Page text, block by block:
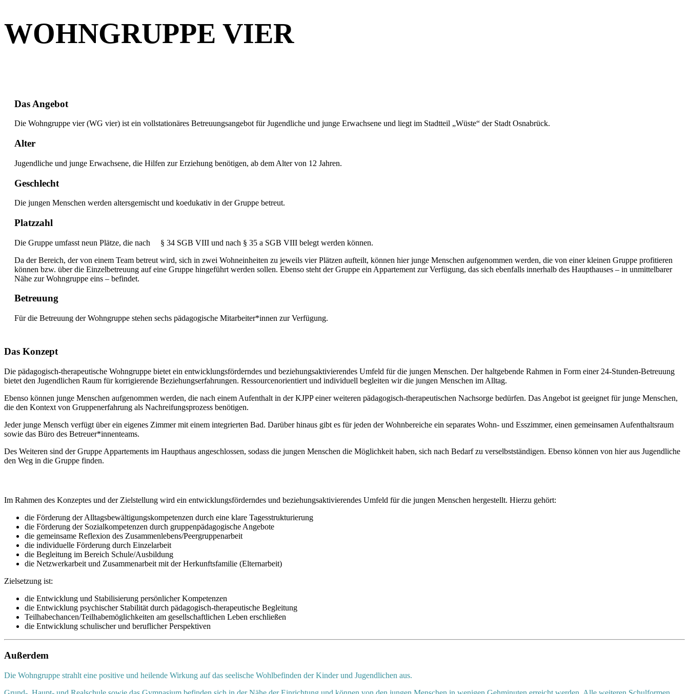
WOHNGRUPPE VIER
Das Angebot
Die Wohngruppe vier (WG vier) ist ein vollstationäres Betreuungsangebot für Jugendliche und junge Erwachsene und liegt im Stadtteil „Wüste“ der Stadt Osnabrück.
Alter
Jugendliche und junge Erwachsene, die Hilfen zur Erziehung benötigen, ab dem Alter von 12 Jahren.
Geschlecht
Die jungen Menschen werden altersgemischt und koedukativ in der Gruppe betreut.
Platzzahl
Die Gruppe umfasst neun Plätze, die nach § 34 SGB VIII und nach § 35 a SGB VIII belegt werden können.
Da der Bereich, der von einem Team betreut wird, sich in zwei Wohneinheiten zu jeweils vier Plätzen aufteilt, können hier junge Menschen aufgenommen werden, die von einer kleinen Gruppe profitieren
können bzw. über die Einzelbetreuung auf eine Gruppe hingeführt werden sollen. Ebenso steht der Gruppe ein Appartement zur Verfügung, das sich ebenfalls innerhalb des Haupthauses – in unmittelbarer
Nähe zur Wohngruppe eins – befindet.
Betreuung
Für die Betreuung der Wohngruppe stehen sechs pädagogische Mitarbeiter*innen zur Verfügung.
Das Konzept
Die pädagogisch-therapeutische Wohngruppe bietet ein entwicklungsförderndes und beziehungsaktivierendes Umfeld für die jungen Menschen. Der haltgebende Rahmen in Form einer 24-Stunden-Betreuung
bietet den Jugendlichen Raum für korrigierende Beziehungserfahrungen. Ressourcenorientiert und individuell begleiten wir die jungen Menschen im Alltag.
Ebenso können junge Menschen aufgenommen werden, die nach einem Aufenthalt in der KJPP einer weiteren pädagogisch-therapeutischen Nachsorge bedürfen. Das Angebot ist geeignet für junge Menschen,
die den Kontext von Gruppenerfahrung als Nachreifungsprozess benötigen.
Jeder junge Mensch verfügt über ein eigenes Zimmer mit einem integrierten Bad. Darüber hinaus gibt es für jeden der Wohnbereiche ein separates Wohn- und Esszimmer, einen gemeinsamen Aufenthaltsraum
sowie das Büro des Betreuer*innenteams.
Des Weiteren sind der Gruppe Appartements im Haupthaus angeschlossen, sodass die jungen Menschen die Möglichkeit haben, sich nach Bedarf zu verselbstständigen. Ebenso können von hier aus Jugendliche
den Weg in die Gruppe finden.
Im Rahmen des Konzeptes und der Zielstellung wird ein entwicklungsförderndes und beziehungsaktivierendes Umfeld für die jungen Menschen hergestellt. Hierzu gehört:
die Förderung der Alltagsbewältigungskompetenzen durch eine klare Tagesstrukturierung
die Förderung der Sozialkompetenzen durch gruppenpädagogische Angebote
die gemeinsame Reflexion des Zusammenlebens/Peergruppenarbeit
die individuelle Förderung durch Einzelarbeit
die Begleitung im Bereich Schule/Ausbildung
die Netzwerkarbeit und Zusammenarbeit mit der Herkunftsfamilie (Elternarbeit)
Zielsetzung ist:
die Entwicklung und Stabilisierung persönlicher Kompetenzen
die Entwicklung psychischer Stabilität durch pädagogisch-therapeutische Begleitung
Teilhabechancen/Teilhabemöglichkeiten am gesellschaftlichen Leben erschließen
die Entwicklung schulischer und beruflicher Perspektiven
Außerdem
Die Wohngruppe strahlt eine positive und heilende Wirkung auf das seelische Wohlbefinden der Kinder und Jugendlichen aus.